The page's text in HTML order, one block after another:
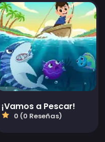
¡Vamos a Pescar!
0 (0 Reseñas)